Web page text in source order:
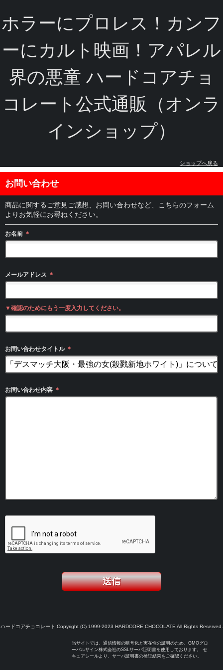
ホラーにプロレス！カンフ
ーにカルト映画！アパレル
界の悪童 ハードコアチョ
コレート公式通販（オンラ
インショップ）
ショップへ戻る
お問い合わせ
商品に関するご意見ご感想、お問い合わせなど、こちらのフォーム
よりお気軽にお尋ねください。
お名前 ＊
メールアドレス ＊
▼確認のためにもう一度入力してください。
お問い合わせタイトル ＊
お問い合わせ内容 ＊
ハードコアチョコレート Copyright (C) 1999-2023 HARDCORE CHOCOLATE All Rights Reserved.
当サイトでは、通信情報の暗号化と実在性の証明のため、GMOグロ
ーバルサイン株式会社のSSLサーバ証明書を使用しております。 セ
キュアシールより、サーバ証明書の検証結果をご確認ください。